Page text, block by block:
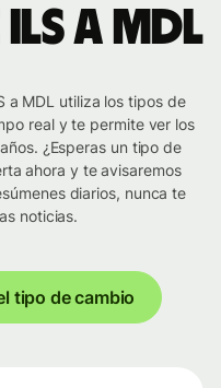
a MDL
a MDL utiliza los tipos de
real y te permite ver los
¿Esperas un tipo de
ahora y te avisaremos
diarios, nunca te
noticias.
tipo de cambio